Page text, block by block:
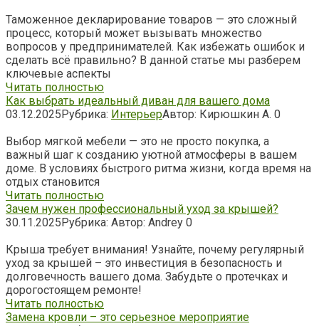
Таможенное декларирование товаров — это сложный
процесс, который может вызывать множество
вопросов у предпринимателей. Как избежать ошибок и
сделать всё правильно? В данной статье мы разберем
ключевые аспекты
Читать полностью
Как выбрать идеальный диван для вашего дома
03.12.2025Рубрика: ИнтерьерАвтор: Кирюшкин А. 0
Выбор мягкой мебели — это не просто покупка, а
важный шаг к созданию уютной атмосферы в вашем
доме. В условиях быстрого ритма жизни, когда время на
отдых становится
Читать полностью
Зачем нужен профессиональный уход за крышей?
30.11.2025Рубрика: Автор: Andrey 0
Крыша требует внимания! Узнайте, почему регулярный
уход за крышей – это инвестиция в безопасность и
долговечность вашего дома. Забудьте о протечках и
дорогостоящем ремонте!
Читать полностью
Замена кровли – это серьезное мероприятие